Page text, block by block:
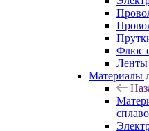
Флюс
Ленты
Материалы